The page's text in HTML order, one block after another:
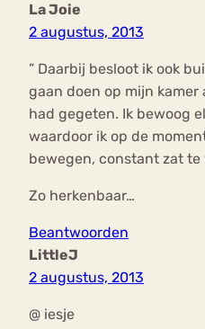
La Joie
2 augustus, 2013
” Daarbij besloot ik ook
gaan doen op mijn kamer
had gegeten. Ik bewoog
waardoor ik op de
bewegen, constant zat te
Zo herkenbaar…
Beantwoorden
LittleJ
2 augustus, 2013
@ iesje